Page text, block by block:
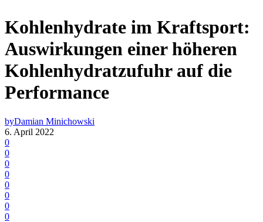
Kohlenhydrate im Kraftsport:
Auswirkungen einer höheren
Kohlenhydratzufuhr auf die
Performance
byDamian Minichowski
6. April 2022
0
0
0
0
0
0
0
0